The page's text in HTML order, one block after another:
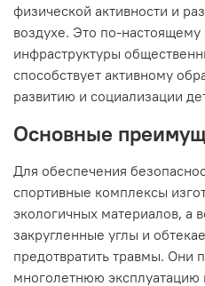
физической активности и
воздухе. Это по-
инфраструктуры
способствует активному
развитию и социализации
Основные
Для обеспечения
спортивные комплексы
экологичных материалов, а
закругленные углы и
предотвратить травмы. Они
многолетнюю